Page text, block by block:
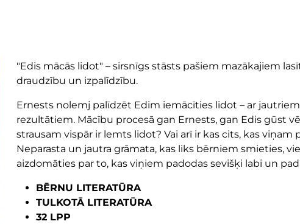
"Edis mācās lidot" – sirsnīgs stāsts pašiem mazākajiem
draudzību un izpalīdzību.
Ernests nolemj palīdzēt Edim iemācīties lidot – ar
rezultātiem. Mācību procesā gan Ernests, gan Edis gūst
strausam vispār ir lemts lidot? Vai arī ir kas cits, kas viņam
Neparasta un jautra grāmata, kas liks bērniem smieties,
aizdomāties par to, kas viņiem padodas sevišķi labi un
BĒRNU LITERATŪRA
TULKOTĀ LITERATŪRA
32 LPP